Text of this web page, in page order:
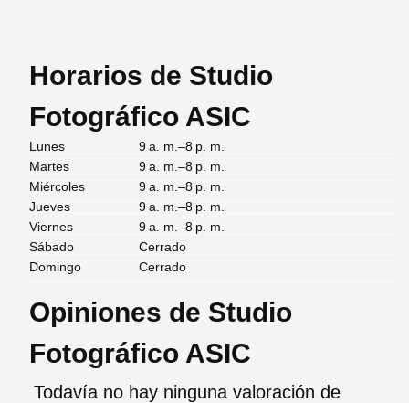
Horarios de Studio
Fotográfico ASIC
Lunes
9 a. m.–8 p. m.
Martes
9 a. m.–8 p. m.
Miércoles
9 a. m.–8 p. m.
Jueves
9 a. m.–8 p. m.
Viernes
9 a. m.–8 p. m.
Sábado
Cerrado
Domingo
Cerrado
Opiniones de Studio
Fotográfico ASIC
Todavía no hay ninguna valoración de